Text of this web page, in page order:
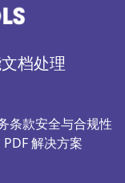
档处理
条款安全与合规性
解决方案